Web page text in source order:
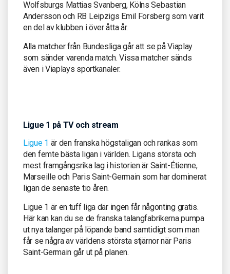
Wolfsburgs Mattias Svanberg, Kölns Sebastian
Andersson och RB Leipzigs Emil Forsberg som varit
en del av klubben i över åtta år.
Alla matcher från Bundesliga går att se på Viaplay
som sänder varenda match. Vissa matcher sänds
även i Viaplays sportkanaler.
Ligue 1 på TV och stream
Ligue 1 är den franska högstaligan och rankas som
den femte bästa ligan i världen. Ligans största och
mest framgångsrika lag i historien är Saint-Étienne,
Marseille och Paris Saint-Germain som har dominerat
ligan de senaste tio åren.
Ligue 1 är en tuff liga där ingen får någonting gratis.
Här kan kan du se de franska talangfabrikerna pumpa
ut nya talanger på löpande band samtidigt som man
får se några av världens största stjärnor när Paris
Saint-Germain går ut på planen.